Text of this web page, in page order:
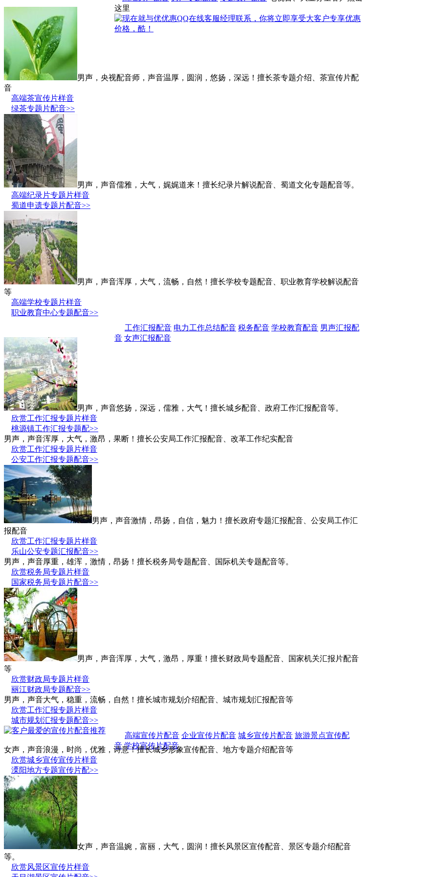
这里
男声，央视配音师，声音温厚，圆润，悠扬，深远！擅长茶专题介绍、茶宣传片配
音
高端茶宣传片样音
绿茶专题片配音>>
男声，声音儒雅，大气，娓娓道来！擅长纪录片解说配音、蜀道文化专题配音等。
高端纪录片专题片样音
蜀道申遗专题片配音>>
男声，声音浑厚，大气，流畅，自然！擅长学校专题配音、职业教育学校解说配音
等
高端学校专题片样音
职业教育中心专题配音>>
工作汇报配音 电力工作总结配音 税务配音 学校教育配音 男声汇报配
音 女声汇报配音
男声，声音悠扬，深远，儒雅，大气！擅长城乡配音、政府工作汇报配音等。
欣赏工作汇报专题片样音
桃源镇工作汇报专题配>>
男声，声音浑厚，大气，激昂，果断！擅长公安局工作汇报配音、改革工作纪实配音
欣赏工作汇报专题片样音
公安工作汇报专题配音>>
男声，声音激情，昂扬，自信，魅力！擅长政府专题汇报配音、公安局工作汇
报配音
欣赏工作汇报专题片样音
乐山公安专题汇报配音>>
男声，声音厚重，雄浑，激情，昂扬！擅长税务局专题配音、国际机关专题配音等。
欣赏税务局专题片样音
国家税务局专题片配音>>
男声，声音浑厚，大气，激昂，厚重！擅长财政局专题配音、国家机关汇报片配音
等
欣赏财政局专题片样音
丽江财政局专题配音>>
男声，声音大气，稳重，流畅，自然！擅长城市规划介绍配音、城市规划汇报配音等
欣赏工作汇报专题片样音
城市规划汇报专题配音>>
高端宣传片配音 企业宣传片配音 城乡宣传片配音 旅游景点宣传配
音 学校宣传片配音
女声，声音浪漫，时尚，优雅，诗意！擅长城乡形象宣传配音、地方专题介绍配音等
欣赏城乡宣传宣传片样音
溧阳地方专题宣传片配>>
女声，声音温婉，富丽，大气，圆润！擅长风景区宣传配音、景区专题介绍配音
等。
欣赏风景区宣传片样音